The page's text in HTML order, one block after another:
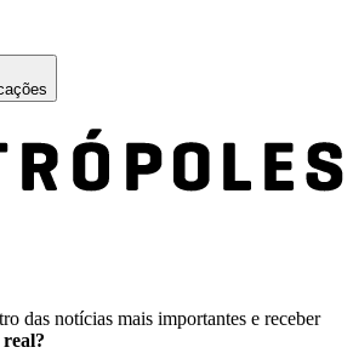
das notícias mais importantes e receber